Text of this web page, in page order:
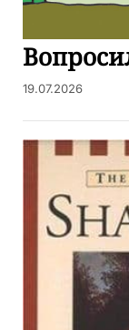
19.07.2026